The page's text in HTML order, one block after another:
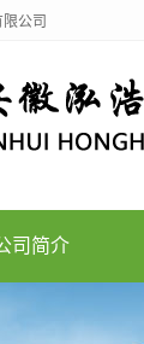
公司
司简介